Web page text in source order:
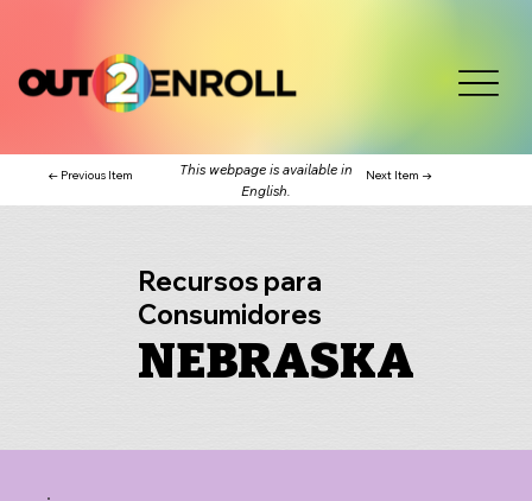
← Previous Item
This webpage is available in
English.
Next Item →
Recursos para
Consumidores
NEBRASKA